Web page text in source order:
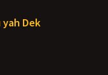
yah Dek